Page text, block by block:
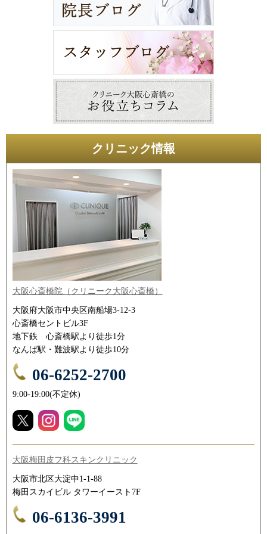
クリニック情報
大阪心斎橋院（クリニーク大阪心斎橋）
大阪府大阪市中央区南船場3-12-3
心斎橋セントビル3F
地下鉄 心斎橋駅より徒歩1分
なんば駅・難波駅より徒歩10分
06-6252-2700
9:00-19:00(不定休)
大阪梅田皮フ科スキンクリニック
大阪市北区大淀中1-1-88
梅田スカイビル タワーイースト7F
06-6136-3991